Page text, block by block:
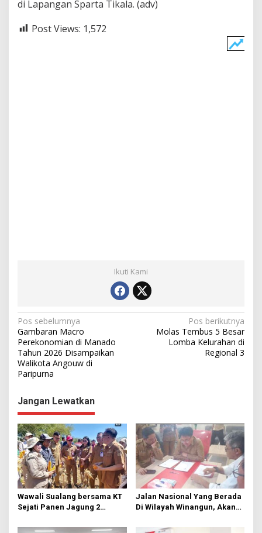
di Lapangan Sparta Tikala. (adv)
Post Views: 1,572
Ikuti Kami
N
a
v
i
a
s
i
p
o
s
Pos sebelumnya
Gambaran Macro
Perekonomian di Manado
Tahun 2026 Disampaikan
Walikota Angouw di
Paripurna
Pos berikutnya
Molas Tembus 5 Besar
Lomba Kelurahan di
Regional 3
Jangan Lewatkan
Wawali Sualang bersama KT
Sejati Panen Jagung 2
Jalan Nasional Yang Berada
Di Wilayah Winangun, Akan